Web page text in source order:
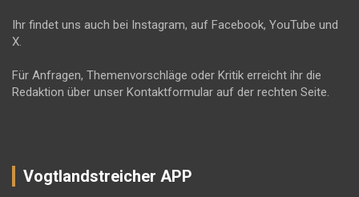
Ihr findet uns auch bei Instagram, auf Facebook, YouTube und
X.
Für Anfragen, Themenvorschläge oder Kritik erreicht ihr die
Redaktion über unser Kontaktformular auf der rechten Seite.
Vogtlandstreicher APP